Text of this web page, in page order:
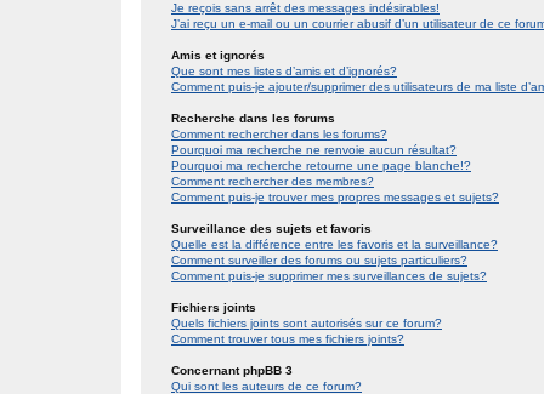
Je reçois sans arrêt des messages indésirables!
J’ai reçu un e-mail ou un courrier abusif d’un utilisateur de ce
Amis et ignorés
Que sont mes listes d’amis et d’ignorés?
Comment puis-je ajouter/supprimer des utilisateurs de ma liste
Recherche dans les forums
Comment rechercher dans les forums?
Pourquoi ma recherche ne renvoie aucun résultat?
Pourquoi ma recherche retourne une page blanche!?
Comment rechercher des membres?
Comment puis-je trouver mes propres messages et sujets?
Surveillance des sujets et favoris
Quelle est la différence entre les favoris et la surveillance?
Comment surveiller des forums ou sujets particuliers?
Comment puis-je supprimer mes surveillances de sujets?
Fichiers joints
Quels fichiers joints sont autorisés sur ce forum?
Comment trouver tous mes fichiers joints?
Concernant phpBB 3
Qui sont les auteurs de ce forum?